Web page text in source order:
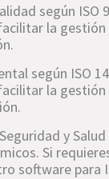
según
la
según ISO
la
y
Si
software para